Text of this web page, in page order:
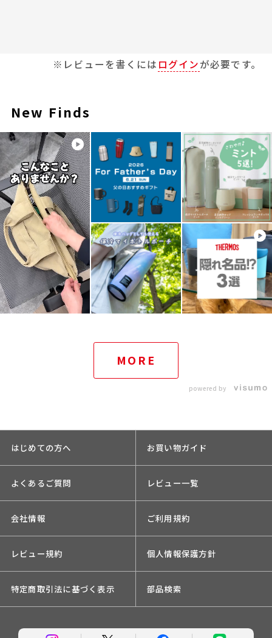
※レビューを書くには ログインが必要です。
New Finds
MORE
powered by
はじめての方へ お買い物ガイド
よくあるご質問 レビュー一覧
会社情報 ご利用規約
レビュー規約 個人情報保護方針
特定商取引法に基づく表示 部品検索